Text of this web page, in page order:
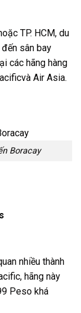
TP. HCM, du
sân bay
các hãng hàng
Air Asia.
Boracay
nhiều thành
hãng này
Peso khá